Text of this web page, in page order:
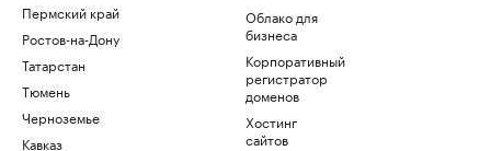
Пермский край
Ростов-на-Дону
Татарстан
Тюмень
Черноземье
Кавказ
Облако для
бизнеса
Корпоративный
регистратор
доменов
Хостинг
сайтов